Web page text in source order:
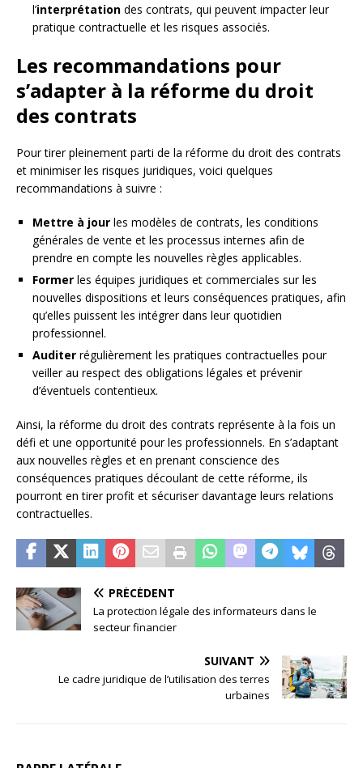
l’interprétation des contrats, qui peuvent impacter leur
pratique contractuelle et les risques associés.
Les recommandations pour
s’adapter à la réforme du droit
des contrats
Pour tirer pleinement parti de la réforme du droit des contrats
et minimiser les risques juridiques, voici quelques
recommandations à suivre :
Mettre à jour les modèles de contrats, les conditions
générales de vente et les processus internes afin de
prendre en compte les nouvelles règles applicables.
Former les équipes juridiques et commerciales sur les
nouvelles dispositions et leurs conséquences pratiques, afin
qu’elles puissent les intégrer dans leur quotidien
professionnel.
Auditer régulièrement les pratiques contractuelles pour
veiller au respect des obligations légales et prévenir
d’éventuels contentieux.
Ainsi, la réforme du droit des contrats représente à la fois un
défi et une opportunité pour les professionnels. En s’adaptant
aux nouvelles règles et en prenant conscience des
conséquences pratiques découlant de cette réforme, ils
pourront en tirer profit et sécuriser davantage leurs relations
contractuelles.
PRÉCÉDENT
La protection légale des informateurs dans le
secteur financier
SUIVANT
Le cadre juridique de l’utilisation des terres
urbaines